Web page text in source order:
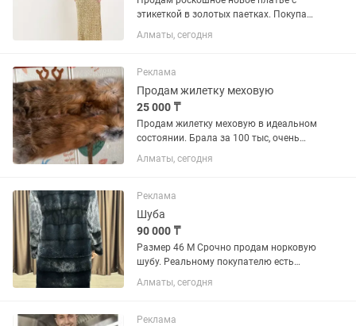
этикеткой в золотых паетках. Покупала
в Ламоде, пока решила что слишком
роскошное для меня и некуда его
Качество безупречное, сидит как...
Алматы, сегодня
Реклама
Продам жилетку меховую
25 000 ₸
Продам жилетку меховую в идеальном
состоянии. Брала за 100 тыс, очень
редко носила. Мех лиса.
Алматы, сегодня
Реклама
Шуба
90 000 ₸
Размер 46 M Срочно продам норковую
шубу. Реальному покупателю есть
скидка. Состояние отличное. Цвет
переливается очень красиво.
Алматы, сегодня
Реклама